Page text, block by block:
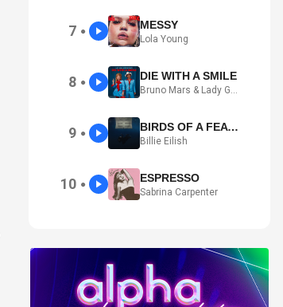
7 ● MESSY
Lola Young
8 ● DIE WITH A SMILE
Bruno Mars & Lady Gaga
9 ● BIRDS OF A FEATHER
Billie Eilish
10 ● ESPRESSO
Sabrina Carpenter